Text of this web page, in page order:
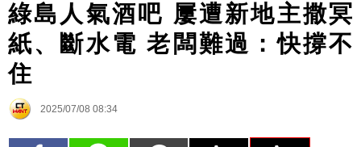
綠島人氣酒吧 屢遭新地主撒冥
紙、斷水電 老闆難過：快撐不
住
2025/07/08 08:34